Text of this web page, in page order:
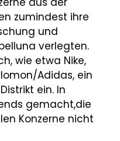
zumindest ihre
und
verlegten.
wie etwa Nike,
Adidas, ein
ein. In
gemacht,die
Konzerne nicht